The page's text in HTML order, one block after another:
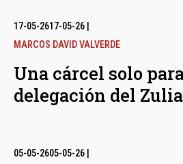
17-05-2617-05-26
MARCOS DAVID VALVERDE
Una cárcel solo
delegación del Zulia
05-05-2605-05-26